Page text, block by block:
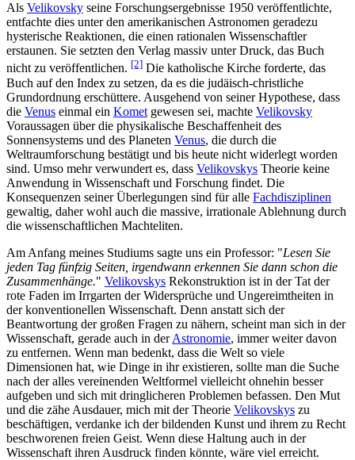
Als Velikovsky seine Forschungsergebnisse 1950 veröffentlichte,
entfachte dies unter den amerikanischen Astronomen geradezu
hysterische Reaktionen, die einen rationalen Wissenschaftler
erstaunen. Sie setzten den Verlag massiv unter Druck, das Buch
nicht zu veröffentlichen. [2] Die katholische Kirche forderte, das
Buch auf den Index zu setzen, da es die judäisch-christliche
Grundordnung erschüttere. Ausgehend von seiner Hypothese, dass
die Venus einmal ein Komet gewesen sei, machte Velikovsky
Voraussagen über die physikalische Beschaffenheit des
Sonnensystems und des Planeten Venus, die durch die
Weltraumforschung bestätigt und bis heute nicht widerlegt worden
sind. Umso mehr verwundert es, dass Velikovskys Theorie keine
Anwendung in Wissenschaft und Forschung findet. Die
Konsequenzen seiner Überlegungen sind für alle Fachdisziplinen
gewaltig, daher wohl auch die massive, irrationale Ablehnung durch
die wissenschaftlichen Machteliten.
Am Anfang meines Studiums sagte uns ein Professor: "Lesen Sie
jeden Tag fünfzig Seiten, irgendwann erkennen Sie dann schon die
Zusammenhänge." Velikovskys Rekonstruktion ist in der Tat der
rote Faden im Irrgarten der Widersprüche und Ungereimtheiten in
der konventionellen Wissenschaft. Denn anstatt sich der
Beantwortung der großen Fragen zu nähern, scheint man sich in der
Wissenschaft, gerade auch in derAstronomie, immer weiter davon
zu entfernen. Wenn man bedenkt, dass die Welt so viele
Dimensionen hat, wie Dinge in ihr existieren, sollte man die Suche
nach der alles vereinenden Weltformel vielleicht ohnehin besser
aufgeben und sich mit dringlicheren Problemen befassen. Den Mut
und die zähe Ausdauer, mich mit der Theorie Velikovskys zu
beschäftigen, verdanke ich der bildenden Kunst und ihrem zu Recht
beschworenen freien Geist. Wenn diese Haltung auch in der
Wissenschaft ihren Ausdruck finden könnte, wäre viel erreicht.